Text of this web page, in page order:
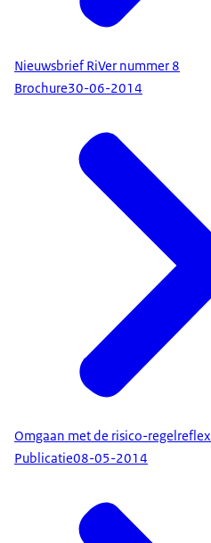
Nieuwsbrief RiVer nummer 8
Brochure30-06-2014
Omgaan met de risico-regelreflex
Publicatie08-05-2014